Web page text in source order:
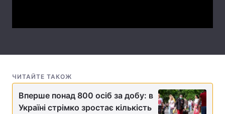
ЧИТАЙТЕ ТАКОЖ
Вперше понад 800 осіб за добу: в
Україні стрімко зростає кількість